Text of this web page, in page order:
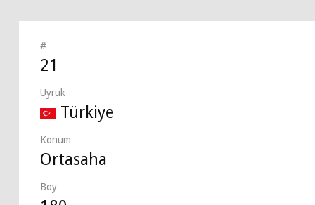
#
21
Uyruk
Türkiye
Konum
Ortasaha
Boy